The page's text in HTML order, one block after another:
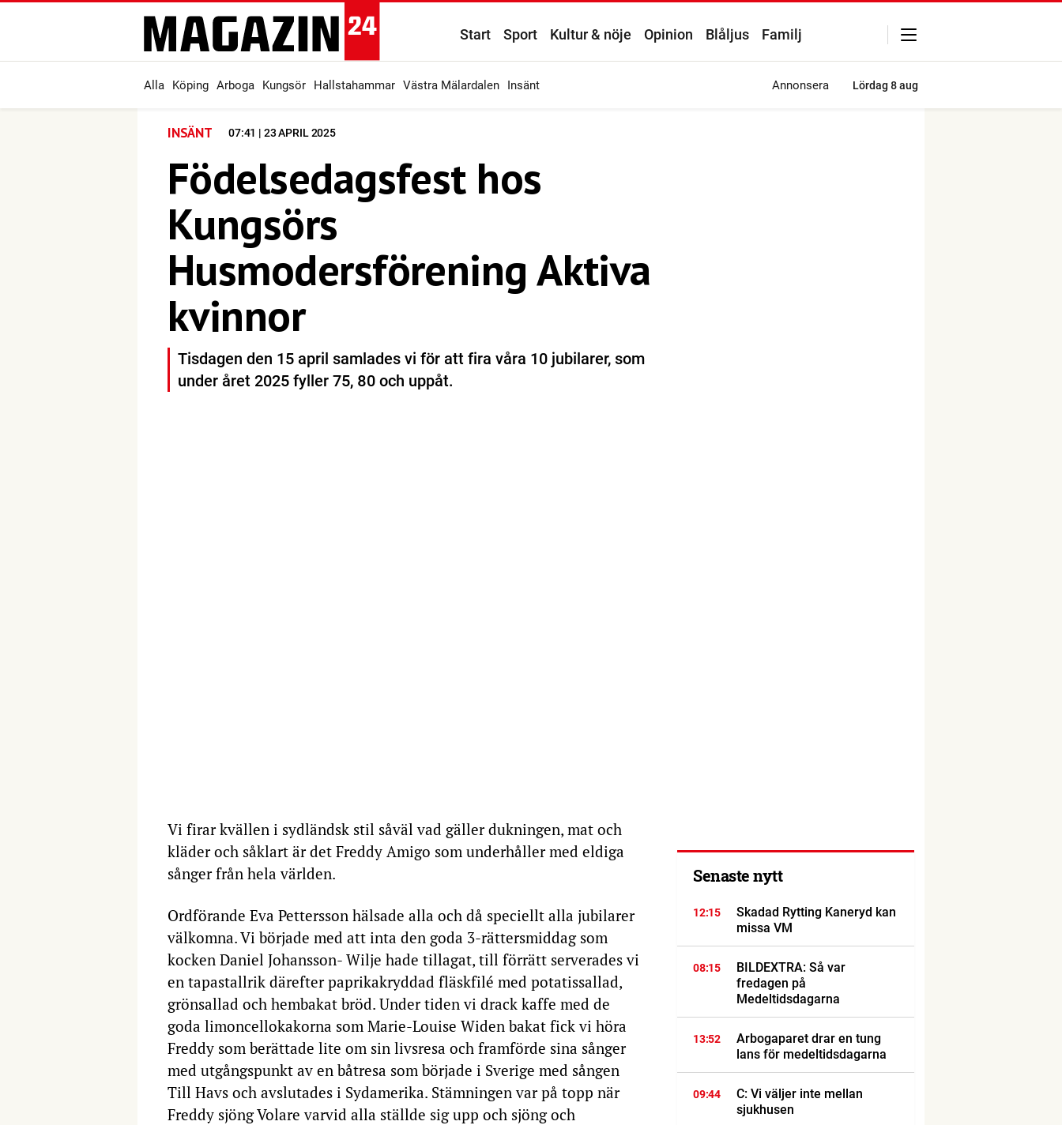
Start Sport Kultur & nöje Opinion Blåljus Familj
Alla Köping Arboga Kungsör Hallstahammar Västra Mälardalen Insänt Annonsera Lördag 8 aug
INSÄNT 07:41 | 23 APRIL 2025
Födelsedagsfest hos
Kungsörs
Husmodersförening Aktiva
kvinnor
Tisdagen den 15 april samlades vi för att fira våra 10 jubilarer, som
under året 2025 fyller 75, 80 och uppåt.
Vi firar kvällen i sydländsk stil såväl vad gäller dukningen, mat och
kläder och såklart är det Freddy Amigo som underhåller med eldiga
sånger från hela världen.
Ordförande Eva Pettersson hälsade alla och då speciellt alla jubilarer
välkomna. Vi började med att inta den goda 3-rättersmiddag som
kocken Daniel Johansson- Wilje hade tillagat, till förrätt serverades vi
en tapastallrik därefter paprikakryddad fläskfilé med potatissallad,
grönsallad och hembakat bröd. Under tiden vi drack kaffe med de
goda limoncellokakorna som Marie-Louise Widen bakat fick vi höra
Freddy som berättade lite om sin livsresa och framförde sina sånger
med utgångspunkt av en båtresa som började i Sverige med sången
Till Havs och avslutades i Sydamerika. Stämningen var på topp när
Freddy sjöng Volare varvid alla ställde sig upp och sjöng och
Senaste nytt
12:15
Skadad Rytting Kaneryd kan
missa VM
08:15
BILDEXTRA: Så var
fredagen på
Medeltidsdagarna
13:52
Arbogaparet drar en tung
lans för medeltidsdagarna
09:44
C: Vi väljer inte mellan
sjukhusen